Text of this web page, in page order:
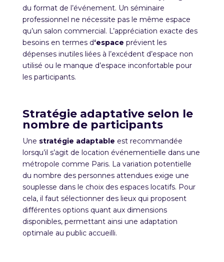
du format de l’événement. Un séminaire
professionnel ne nécessite pas le même espace
qu’un salon commercial. L’appréciation exacte des
besoins en termes d‘espace prévient les
dépenses inutiles liées à l’excédent d’espace non
utilisé ou le manque d’espace inconfortable pour
les participants.
Stratégie adaptative selon le
nombre de participants
Une stratégie adaptable est recommandée
lorsqu’il s’agit de location événementielle dans une
métropole comme Paris. La variation potentielle
du nombre des personnes attendues exige une
souplesse dans le choix des espaces locatifs. Pour
cela, il faut sélectionner des lieux qui proposent
différentes options quant aux dimensions
disponibles, permettant ainsi une adaptation
optimale au public accueilli.